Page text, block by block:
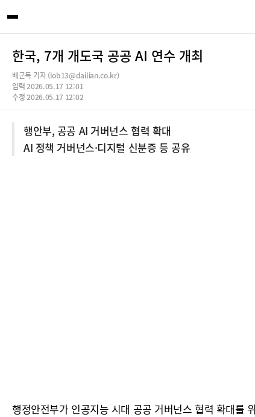
한국, 7개 개도국 공공 AI 연수 개최
배군득 기자 (lob13@dailian.co.kr)
입력 2026.05.17 12:01
수정 2026.05.17 12:02
행안부, 공공 AI 거버넌스 협력 확대
AI 정책 거버넌스·디지털 신분증 등 공유
행정안전부가 인공지능 시대 공공 거버넌스 협력 확대를